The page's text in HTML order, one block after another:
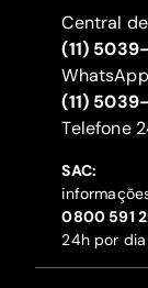
Central
(11)
(11)
‍Telefone
SAC:
‍0800 591
24h por dia